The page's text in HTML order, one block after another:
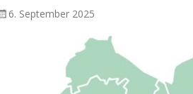
6. September 2025